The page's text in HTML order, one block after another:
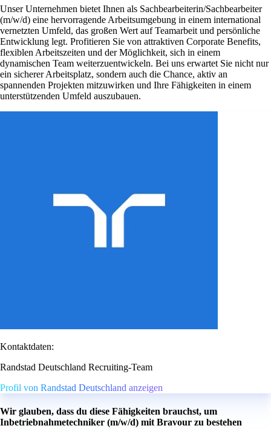
Unser Unternehmen bietet Ihnen als Sachbearbeiterin/Sachbearbeiter
(m/w/d) eine hervorragende Arbeitsumgebung in einem international
vernetzten Umfeld, das großen Wert auf Teamarbeit und persönliche
Entwicklung legt. Profitieren Sie von attraktiven Corporate Benefits,
flexiblen Arbeitszeiten und der Möglichkeit, sich in einem
dynamischen Team weiterzuentwickeln. Bei uns erwartet Sie nicht nur
ein sicherer Arbeitsplatz, sondern auch die Chance, aktiv an
spannenden Projekten mitzuwirken und Ihre Fähigkeiten in einem
unterstützenden Umfeld auszubauen.
Kontaktdaten:
Randstad Deutschland Recruiting-Team
Profil von Randstad Deutschland anzeigen
Wir glauben, dass du diese Fähigkeiten brauchst, um
Inbetriebnahmetechniker (m/w/d) mit Bravour zu bestehen